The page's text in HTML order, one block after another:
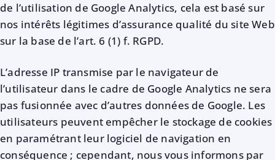
de l’utilisation de Google Analytics, cela est basé sur
nos intérêts légitimes d’assurance qualité du site Web
sur la base de l’art. 6 (1) f. RGPD.
L’adresse IP transmise par le navigateur de
l’utilisateur dans le cadre de Google Analytics ne sera
pas fusionnée avec d’autres données de Google. Les
utilisateurs peuvent empêcher le stockage de cookies
en paramétrant leur logiciel de navigation en
conséquence ; cependant, nous vous informons par